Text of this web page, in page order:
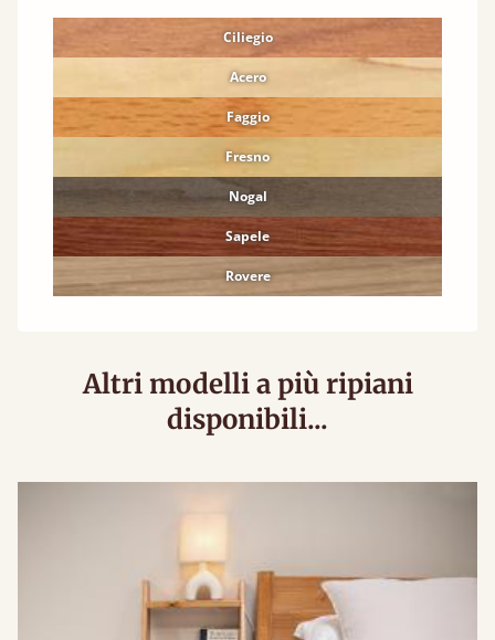
Ciliegio
Acero
Faggio
Fresno
Nogal
Sapele
Rovere
Altri modelli a più ripiani
disponibili...